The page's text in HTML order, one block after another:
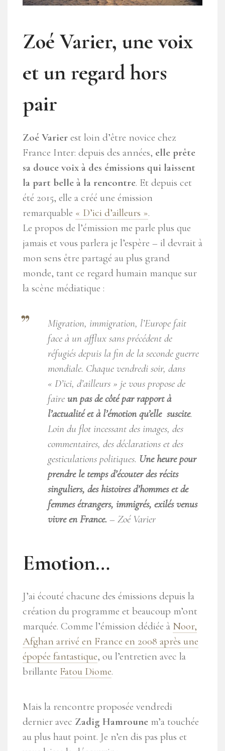
Zoé Varier, une voix
et un regard hors
pair
Zoé Varier est loin d’être novice chez
France Inter: depuis des années, elle prête
sa douce voix à des émissions qui laissent
la part belle à la rencontre. Et depuis cet
été 2015, elle a créé une émission
remarquable « D’ici d’ailleurs ».
Le propos de l’émission me parle plus que
jamais et vous parlera je l’espère – il devrait à
mon sens être partagé au plus grand
monde, tant ce regard humain manque sur
la scène médiatique :
Migration, immigration, l’Europe fait
face à un afflux sans précédent de
réfugiés depuis la fin de la seconde guerre
mondiale. Chaque vendredi soir, dans
« D’ici, d’ailleurs » je vous propose de
faire un pas de côté par rapport à
l’actualité et à l’émotion qu’elle suscite.
Loin du flot incessant des images, des
commentaires, des déclarations et des
gesticulations politiques. Une heure pour
prendre le temps d’écouter des récits
singuliers, des histoires d’hommes et de
femmes étrangers, immigrés, exilés venus
vivre en France. – Zoé Varier
Emotion…
J’ai écouté chacune des émissions depuis la
création du programme et beaucoup m’ont
marquée. Comme l’émission dédiée à Noor,
Afghan arrivé en France en 2008 après une
épopée fantastique, ou l’entretien avec la
brillante Fatou Diome.
Mais la rencontre proposée vendredi
dernier avec Zadig Hamroune m’a touchée
au plus haut point. Je n’en dis pas plus et